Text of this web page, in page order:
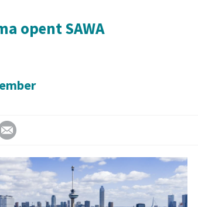
opent SAWA
E-mail